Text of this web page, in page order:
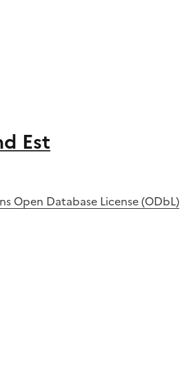
Est
Open Database License (ODbL)